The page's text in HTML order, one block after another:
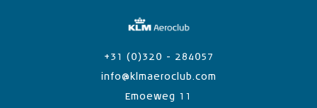
Emoeweg 11
info@klmaeroclub.com
+31 (0)320 - 284057